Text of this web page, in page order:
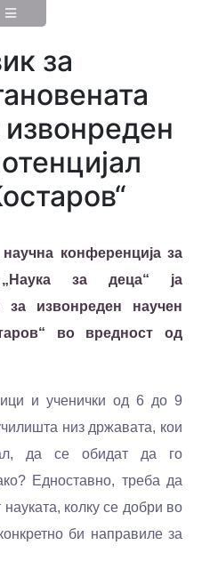
за
извонреден
конференција за
за деца“ ја
за извонреден научен
во вредност од
и ученички од 6 до 9
низ државата, кои
да се обидат да го
Едноставно, треба да
науката, колку се добри во
би направиле за